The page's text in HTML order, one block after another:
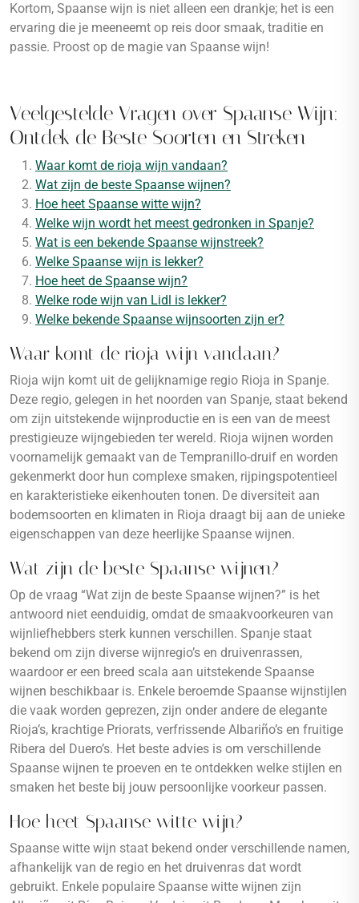
Kortom, Spaanse wijn is niet alleen een drankje; het is een
ervaring die je meeneemt op reis door smaak, traditie en
passie. Proost op de magie van Spaanse wijn!
Veelgestelde Vragen over Spaanse Wijn:
Ontdek de Beste Soorten en Streken
Waar komt de rioja wijn vandaan?
Wat zijn de beste Spaanse wijnen?
Hoe heet Spaanse witte wijn?
Welke wijn wordt het meest gedronken in Spanje?
Wat is een bekende Spaanse wijnstreek?
Welke Spaanse wijn is lekker?
Hoe heet de Spaanse wijn?
Welke rode wijn van Lidl is lekker?
Welke bekende Spaanse wijnsoorten zijn er?
Waar komt de rioja wijn vandaan?
Rioja wijn komt uit de gelijknamige regio Rioja in Spanje.
Deze regio, gelegen in het noorden van Spanje, staat bekend
om zijn uitstekende wijnproductie en is een van de meest
prestigieuze wijngebieden ter wereld. Rioja wijnen worden
voornamelijk gemaakt van de Tempranillo-druif en worden
gekenmerkt door hun complexe smaken, rijpingspotentieel
en karakteristieke eikenhouten tonen. De diversiteit aan
bodemsoorten en klimaten in Rioja draagt bij aan de unieke
eigenschappen van deze heerlijke Spaanse wijnen.
Wat zijn de beste Spaanse wijnen?
Op de vraag “Wat zijn de beste Spaanse wijnen?” is het
antwoord niet eenduidig, omdat de smaakvoorkeuren van
wijnliefhebbers sterk kunnen verschillen. Spanje staat
bekend om zijn diverse wijnregio’s en druivenrassen,
waardoor er een breed scala aan uitstekende Spaanse
wijnen beschikbaar is. Enkele beroemde Spaanse wijnstijlen
die vaak worden geprezen, zijn onder andere de elegante
Rioja’s, krachtige Priorats, verfrissende Albariño’s en fruitige
Ribera del Duero’s. Het beste advies is om verschillende
Spaanse wijnen te proeven en te ontdekken welke stijlen en
smaken het beste bij jouw persoonlijke voorkeur passen.
Hoe heet Spaanse witte wijn?
Spaanse witte wijn staat bekend onder verschillende namen,
afhankelijk van de regio en het druivenras dat wordt
gebruikt. Enkele populaire Spaanse witte wijnen zijn